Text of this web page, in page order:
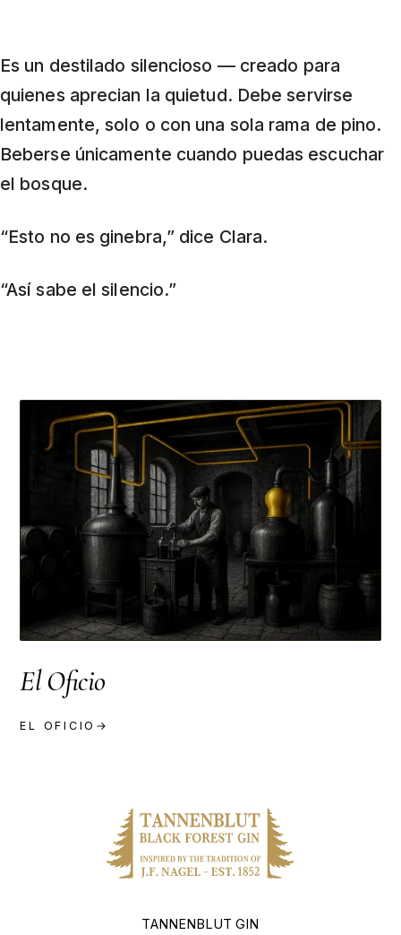
Es un destilado silencioso — creado para
quienes aprecian la quietud. Debe servirse
lentamente, solo o con una sola rama de pino.
Beberse únicamente cuando puedas escuchar
el bosque.
“Esto no es ginebra,” dice Clara.
“Así sabe el silencio.”
El Oficio
EL OFICIO
TANNENBLUT GIN